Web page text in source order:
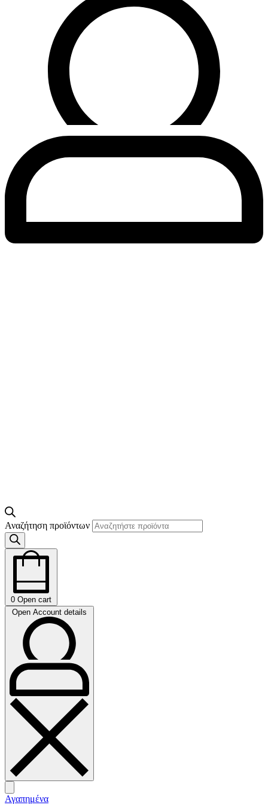
Αναζήτηση προϊόντων
0 Open cart
Open Account details
Αγαπημένα